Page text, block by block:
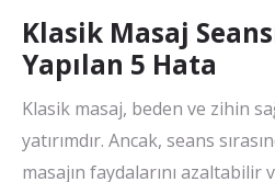
Klasik Masaj
Yapılan 5 Hata
Klasik masaj, beden ve zihin
yatırımdır. Ancak, seans
masajın faydalarını azaltabilir